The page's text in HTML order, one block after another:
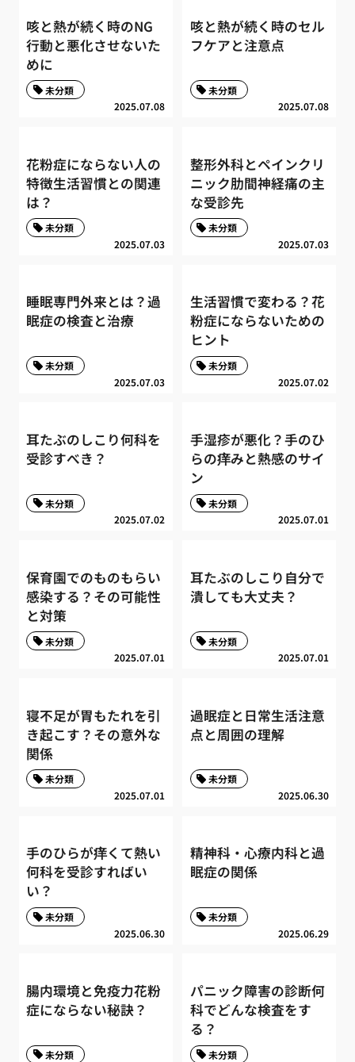
咳と熱が続く時のNG
行動と悪化させないた
めに
2025.07.08
未分類
咳と熱が続く時のセル
フケアと注意点
2025.07.08
未分類
花粉症にならない人の
特徴生活習慣との関連
は？
2025.07.03
未分類
整形外科とペインクリ
ニック肋間神経痛の主
な受診先
2025.07.03
未分類
睡眠専門外来とは？過
眠症の検査と治療
2025.07.03
未分類
生活習慣で変わる？花
粉症にならないための
ヒント
2025.07.02
未分類
耳たぶのしこり何科を
受診すべき？
2025.07.02
未分類
手湿疹が悪化？手のひ
らの痒みと熱感のサイ
ン
2025.07.01
未分類
保育園でのものもらい
感染する？その可能性
と対策
2025.07.01
未分類
耳たぶのしこり自分で
潰しても大丈夫？
2025.07.01
未分類
寝不足が胃もたれを引
き起こす？その意外な
関係
2025.07.01
未分類
過眠症と日常生活注意
点と周囲の理解
2025.06.30
未分類
手のひらが痒くて熱い
何科を受診すればい
い？
2025.06.30
未分類
精神科・心療内科と過
眠症の関係
2025.06.29
未分類
腸内環境と免疫力花粉
症にならない秘訣？
未分類
パニック障害の診断何
科でどんな検査をす
る？
未分類